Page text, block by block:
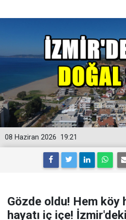
19:21
08 Haziran 2026
Gözde oldu! Hem köy
hayatı iç içe!